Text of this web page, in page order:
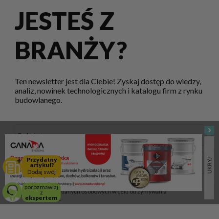
Przydatny
artykuł?
Dodaj swój
porozmawiaj
z
ekspertem
JESTEŚ Z
BRANŻY?
Ten newsletter jest dla Ciebie! Zyskaj dostęp do wiedzy,
analiz, nowinek technologicznych i katalogu firm z rynku
budowlanego.
Akceptuję regulamin i wyrażam zgodę na przetwarzanie
powyższych danych osobowych w celu otrzymywania
newslettera.